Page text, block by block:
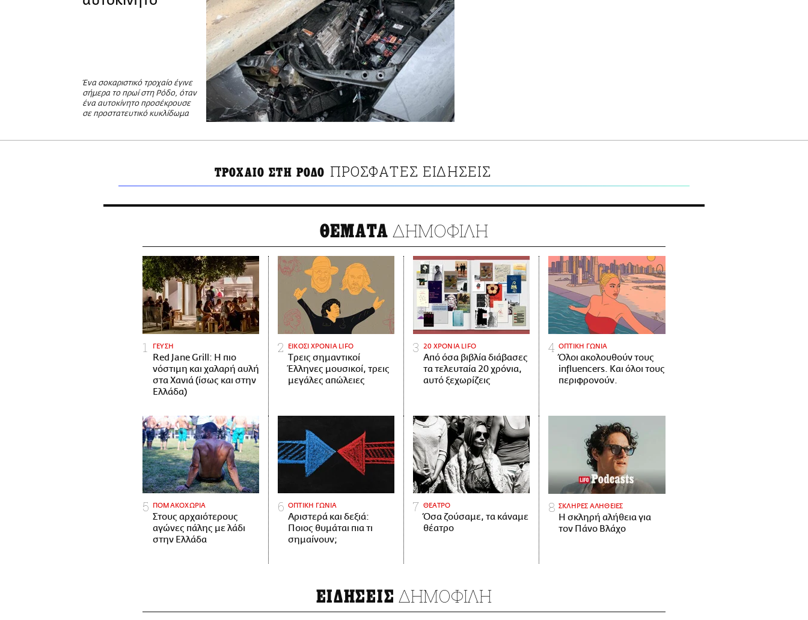
Ένα σοκαριστικό τροχαίο έγινε
σήμερα το πρωί στη Ρόδο, όταν
ένα αυτοκίνητο προσέκρουσε
σε προστατευτικό κυκλίδωμα
ΤΡΟΧΑΙΟ ΣΤΗ ΡΟΔΟ ΠΡΟΣΦΑΤΕΣ ΕΙΔΗΣΕΙΣ
ΘΕΜΑΤΑ ΔΗΜΟΦΙΛΗ
ΓΕΥΣΗ
Red Jane Grill: Η πιο
νόστιμη και χαλαρή αυλή
στα Χανιά (ίσως και στην
Ελλάδα)
ΕΙΚΟΣΙ ΧΡΟΝΙΑ LIFO
Tρεις σημαντικοί
Έλληνες μουσικοί, τρεις
μεγάλες απώλειες
20 ΧΡΟΝΙΑ LIFO
Από όσα βιβλία διάβασες
τα τελευταία 20 χρόνια,
αυτό ξεχωρίζεις
ΟΠΤΙΚΗ ΓΩΝΙΑ
Όλοι ακολουθούν τους
influencers. Και όλοι τους
περιφρονούν.
ΠΟΜΑΚΟΧΩΡΙΑ
Στους αρχαιότερους
αγώνες πάλης με λάδι
στην Ελλάδα
ΟΠΤΙΚΗ ΓΩΝΙΑ
Αριστερά και δεξιά:
Ποιος θυμάται πια τι
σημαίνουν;
ΘΕΑΤΡΟ
Όσα ζούσαμε, τα κάναμε
θέατρο
ΣΚΛΗΡΕΣ ΑΛΗΘΕΙΕΣ
H σκληρή αλήθεια για
τον Πάνο Βλάχο
ΕΙΔΗΣΕΙΣ ΔΗΜΟΦΙΛΗ